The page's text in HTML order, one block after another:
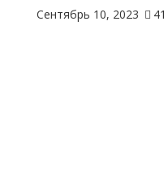
Сентябрь 10, 2023 41